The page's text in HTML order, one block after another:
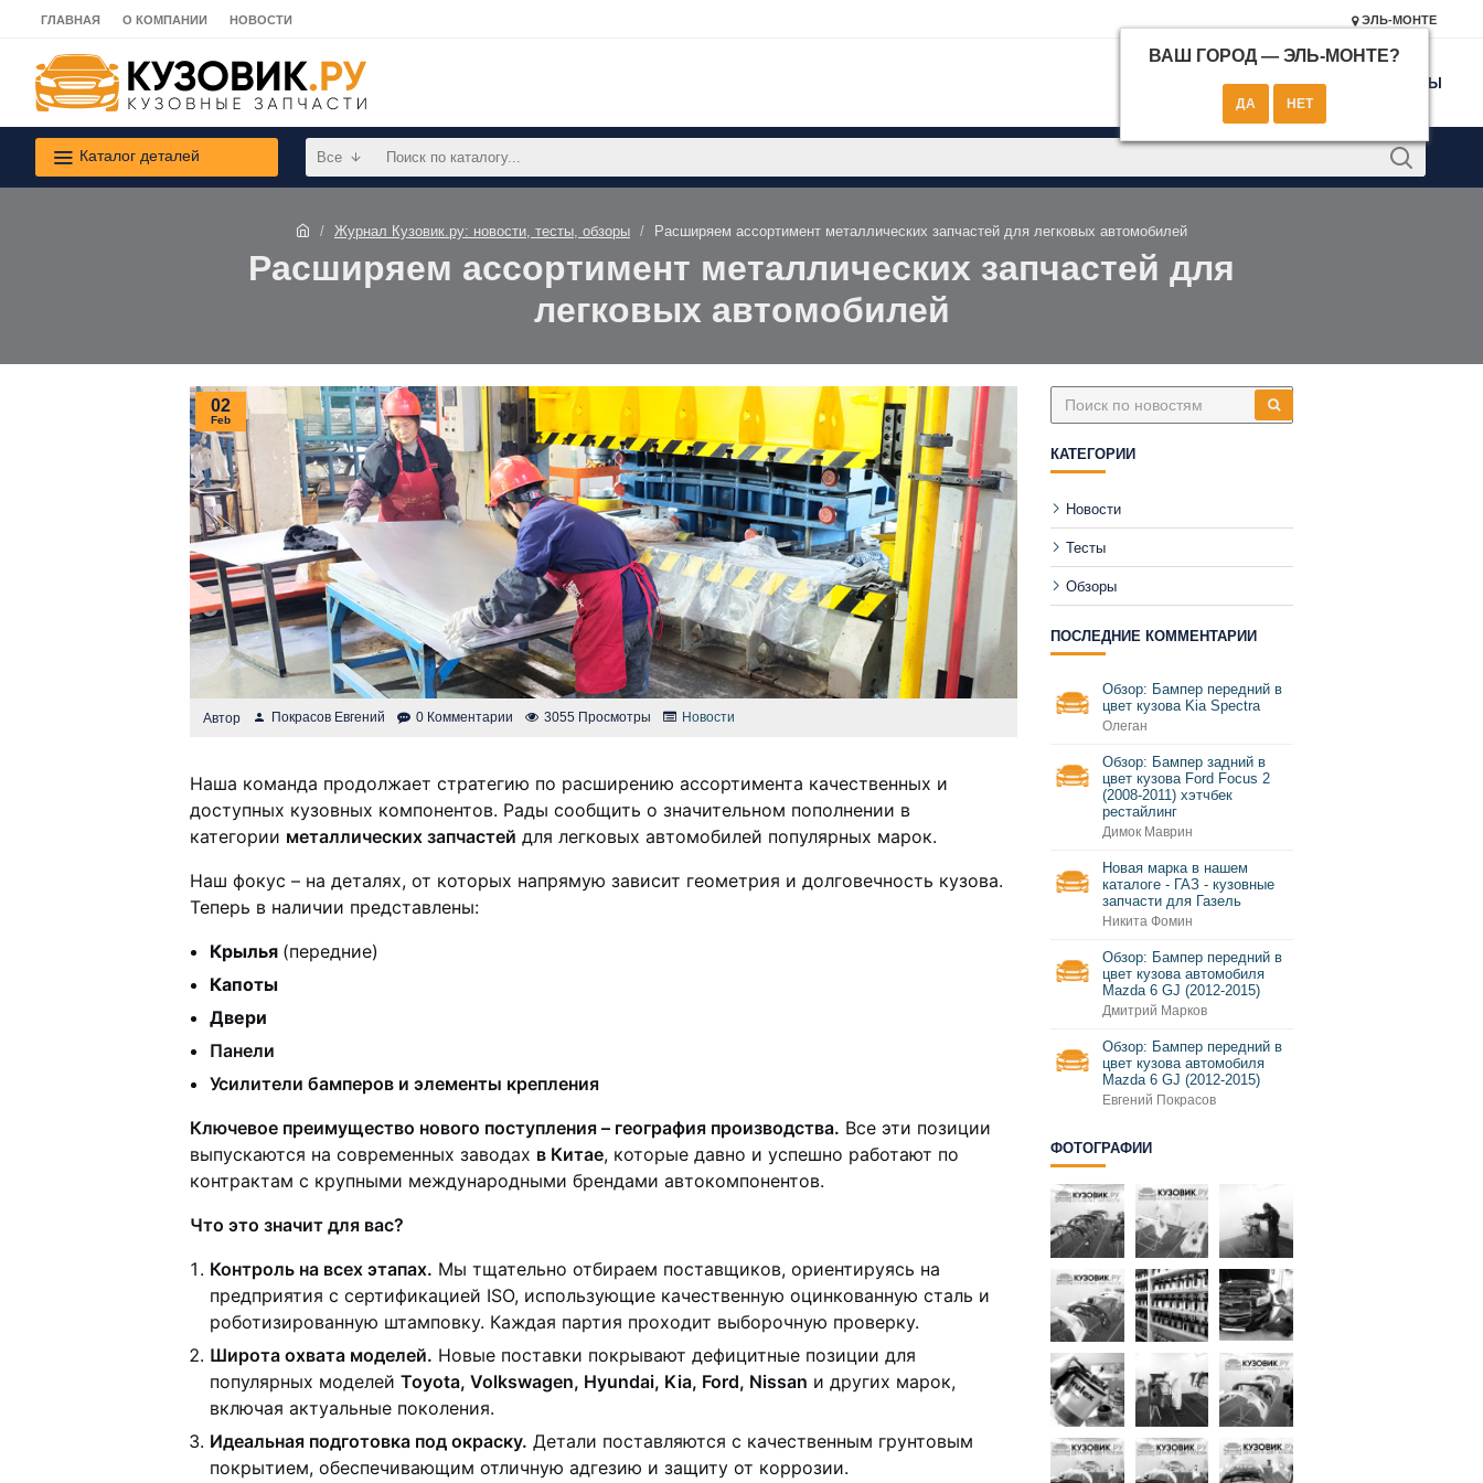
ГЛАВНАЯ О КОМПАНИИ НОВОСТИ ЭЛЬ-МОНТЕ
ВАШ ГОРОД — ЭЛЬ-МОНТЕ?
КОНТАКТЫ
Каталог деталей Все
Журнал Кузовик.ру: новости, тесты, обзоры Расширяем ассортимент металлических запчастей для легковых автомобилей
Расширяем ассортимент металлических запчастей для
легковых автомобилей
02
Feb
Автор Покрасов Евгений 0 Комментарии 3055 Просмотры Новости
Наша команда продолжает стратегию по расширению ассортимента качественных и
доступных кузовных компонентов. Рады сообщить о значительном пополнении в
категории металлических запчастей для легковых автомобилей популярных марок.
Наш фокус – на деталях, от которых напрямую зависит геометрия и долговечность кузова.
Теперь в наличии представлены:
Крылья (передние)
Капоты
Двери
Панели
Усилители бамперов и элементы крепления
Ключевое преимущество нового поступления – география производства. Все эти позиции
выпускаются на современных заводах в Китае, которые давно и успешно работают по
контрактам с крупными международными брендами автокомпонентов.
Что это значит для вас?
Контроль на всех этапах. Мы тщательно отбираем поставщиков, ориентируясь на
предприятия с сертификацией ISO, использующие качественную оцинкованную сталь и
роботизированную штамповку. Каждая партия проходит выборочную проверку.
Широта охвата моделей. Новые поставки покрывают дефицитные позиции для
популярных моделей Toyota, Volkswagen, Hyundai, Kia, Ford, Nissan и других марок,
включая актуальные поколения.
Идеальная подготовка под окраску. Детали поставляются с качественным грунтовым
покрытием, обеспечивающим отличную адгезию и защиту от коррозии.
КАТЕГОРИИ
Новости
Тесты
Обзоры
ПОСЛЕДНИЕ КОММЕНТАРИИ
Обзор: Бампер передний в
цвет кузова Kia Spectra
Олеган
Обзор: Бампер задний в
цвет кузова Ford Focus 2
(2008-2011) хэтчбек
рестайлинг
Димок Маврин
Новая марка в нашем
каталоге - ГАЗ - кузовные
запчасти для Газель
Никита Фомин
Обзор: Бампер передний в
цвет кузова автомобиля
Mazda 6 GJ (2012-2015)
Дмитрий Марков
Обзор: Бампер передний в
цвет кузова автомобиля
Mazda 6 GJ (2012-2015)
Евгений Покрасов
ФОТОГРАФИИ